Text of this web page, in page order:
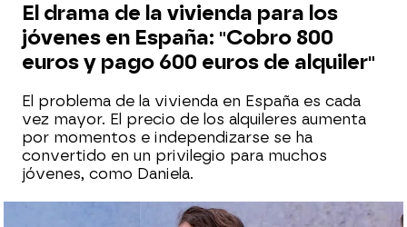
El drama de la vivienda para los
jóvenes en España: "Cobro 800
euros y pago 600 euros de alquiler"
El problema de la vivienda en España es cada
vez mayor. El precio de los alquileres aumenta
por momentos e independizarse se ha
convertido en un privilegio para muchos
jóvenes, como Daniela.